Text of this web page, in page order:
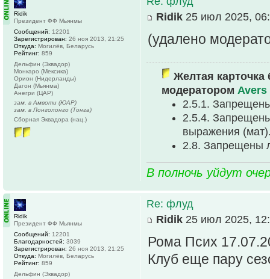
Ridik 25 июл 2025,
(удалено
Желтая карточка
модератором Avers
2.5.1.
2.5.4.
выpажения
2.8. Запрещены
В полночь уйдут
Ridik
Президент ФФ Мьянмы
Сообщений: 12201
Зарегистрирован: 26 ноя 2013, 21:25
Откуда: Могилёв, Беларусь
Рейтинг: 859
Дельфин (Эквадор)
Монкаро (Мексика)
Орион (Нидерланды)
Дагон (Мьянма)
Анегри (ЦАР)
зам. в Амвоти (ЮАР)
зам. в Лонголонго (Тонга)
Сборная Эквадора (нац.)
Re: флуд
Ridik 25 июл 2025,
Рома Псих
Клуб еще пару
Ridik
Президент ФФ Мьянмы
Сообщений: 12201
Благодарностей: 3039
Зарегистрирован: 26 ноя 2013, 21:25
Откуда: Могилёв, Беларусь
Рейтинг: 859
Дельфин (Эквадор)